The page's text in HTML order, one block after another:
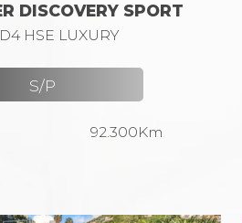
DISCOVERY SPORT
HSE LUXURY
S/P
92.300Km